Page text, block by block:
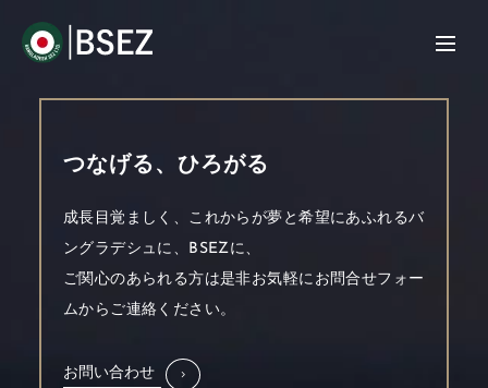
つなげる、ひろがる
成長目覚ましく、これからが夢と希望にあふれるバ
ングラデシュに、BSEZに、
ご関心のあられる方は是非お気軽にお問合せフォー
ムからご連絡ください。
お問い合わせ